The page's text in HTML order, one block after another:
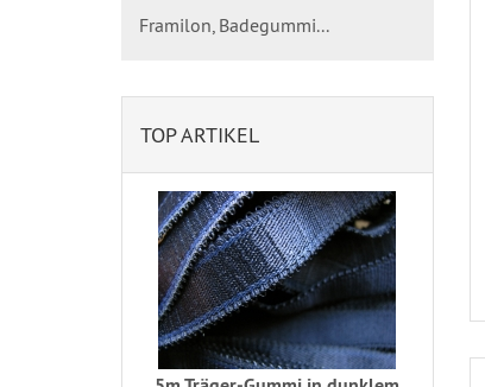
Framilon, Badegummi...
TOP ARTIKEL